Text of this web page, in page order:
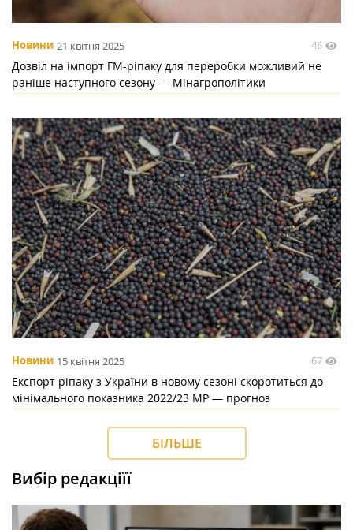
Новини 21 квітня 2025 46
Дозвіл на імпорт ГМ-ріпаку для переробки можливий не
раніше наступного сезону — Мінагрополітики
Новини 15 квітня 2025 67
Експорт ріпаку з України в новому сезоні скоротиться до
мінімального показника 2022/23 МР — прогноз
БІЛЬШЕ
Вибір редакціїї